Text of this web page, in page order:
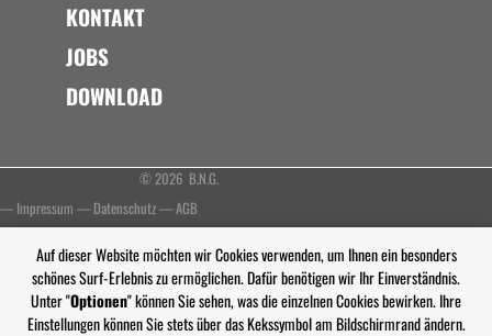
KONTAKT
JOBS
DOWNLOAD
© 2026 B.N.G.
— Impressum — Datenschutz—AGB
Auf dieser Website möchten wir Cookies verwenden, um Ihnen ein besonders
schönes Surf-Erlebnis zu ermöglichen. Dafür benötigen wir Ihr Einverständnis.
Unter "Optionen" können Sie sehen, was die einzelnen Cookies bewirken. Ihre
Einstellungen können Sie stets über das Kekssymbol am Bildschirmrand ändern.